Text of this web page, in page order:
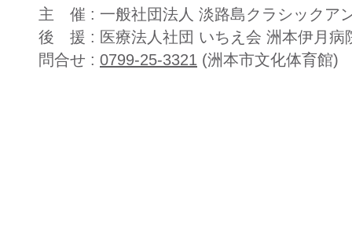
主 催 : 一般社団法人 淡路島クラシックア
後 援 : 医療法人社団 いちえ会 洲本伊月病
問合せ : 0799-25-3321 (洲本市文化体育館)